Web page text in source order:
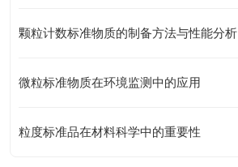
颗粒计数标准物质的制备方法与性能分析
微粒标准物质在环境监测中的应用
粒度标准品在材料科学中的重要性